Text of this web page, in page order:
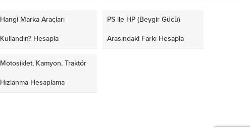
Hangi Marka Araçları
Kullandın? Hesapla
PS ile HP (Beygir Gücü)
Arasındaki Farkı Hesapla
Motosiklet, Kamyon, Traktör
Hızlanma Hesaplama